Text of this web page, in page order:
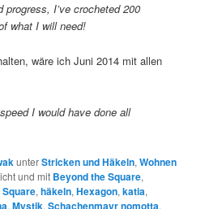
I’ve crocheted 200
what I will need!
wäre ich Juni 2014 mit allen
I would have done all
unterStricken und Häkeln,Wohnen
und mit Beyond the Square,
,häkeln,Hexagon,katia,
,Mystik,Schachenmayr nomotta,